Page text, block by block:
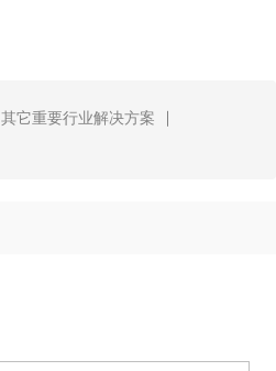
其它重要行业解决方案